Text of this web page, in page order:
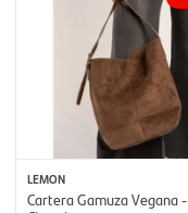
LEMON
Cartera Gamuza Vegana -